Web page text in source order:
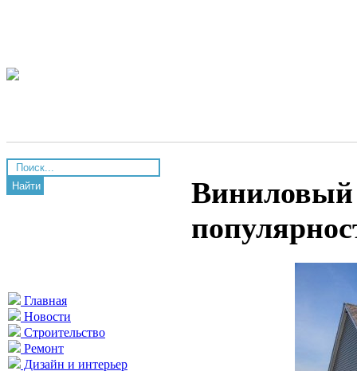
Найти
Главная
Новости
Строительство
Ремонт
Дизайн и интерьер